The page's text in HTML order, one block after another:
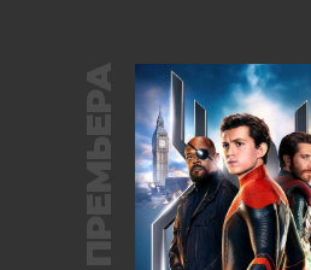
ПРЕМЬЕРА